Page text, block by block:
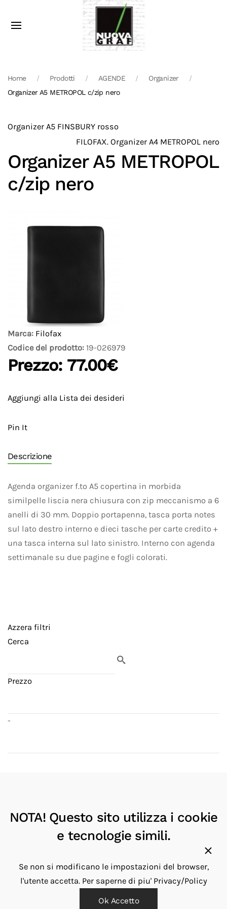
Home Prodotti AGENDE
Organizer
Organizer A5 METROPOL c/zip nero
Organizer A5 FINSBURY rosso
FILOFAX. Organizer A4 METROPOL nero
Organizer A5 METROPOL
c/zip nero
Marca: Filofax
Codice del prodotto: 19-026979
Prezzo: 77.00€
Aggiungi alla Lista dei desideri
Pin It
Descrizione
Agenda organizer f.to A5 copertina in morbida
similpelle liscia nera chiusura con zip meccanismo a 6
anelli di 30 mm. Doppio portapenna, tasca porta notes
sul lato destro interno e dieci tasche per carte credito +
una tasca interna sul lato sinistro. Interno con agenda
settimanale su due pagine e fogli colorati.
Azzera filtri
Cerca
Prezzo
-
Disponibilita'
NOTA! Questo sito utilizza i cookie
e tecnologie simili.
Se non si modificano le impostazioni del browser,
l'utente accetta. Per saperne di piu' Privacy/Policy
Ok Accetto